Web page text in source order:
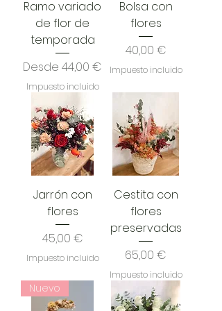
Ramo variado
de flor de
temporada
Desde 44,00 €
Precio de oferta
Impuesto incluido
Bolsa con
flores
Precio
40,00 €
Impuesto incluido
Jarrón con
flores
Precio
45,00 €
Impuesto incluido
Cestita con
flores
preservadas
Precio
65,00 €
Impuesto incluido
Nuevo